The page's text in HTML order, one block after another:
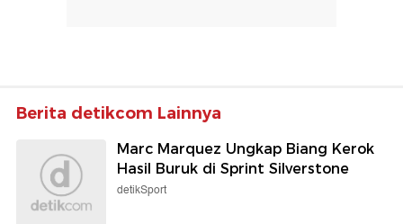
Berita detikcom Lainnya
Marc Marquez Ungkap Biang Kerok
Hasil Buruk di Sprint Silverstone
detikSport